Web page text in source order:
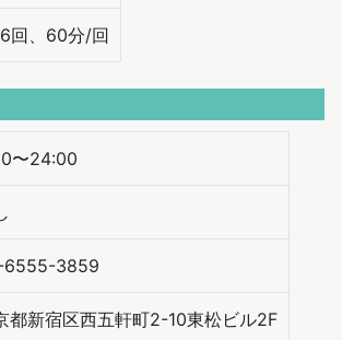
回、60分/回
〜24:00
6555-3859
都新宿区西五軒町2-10東松ビル2F